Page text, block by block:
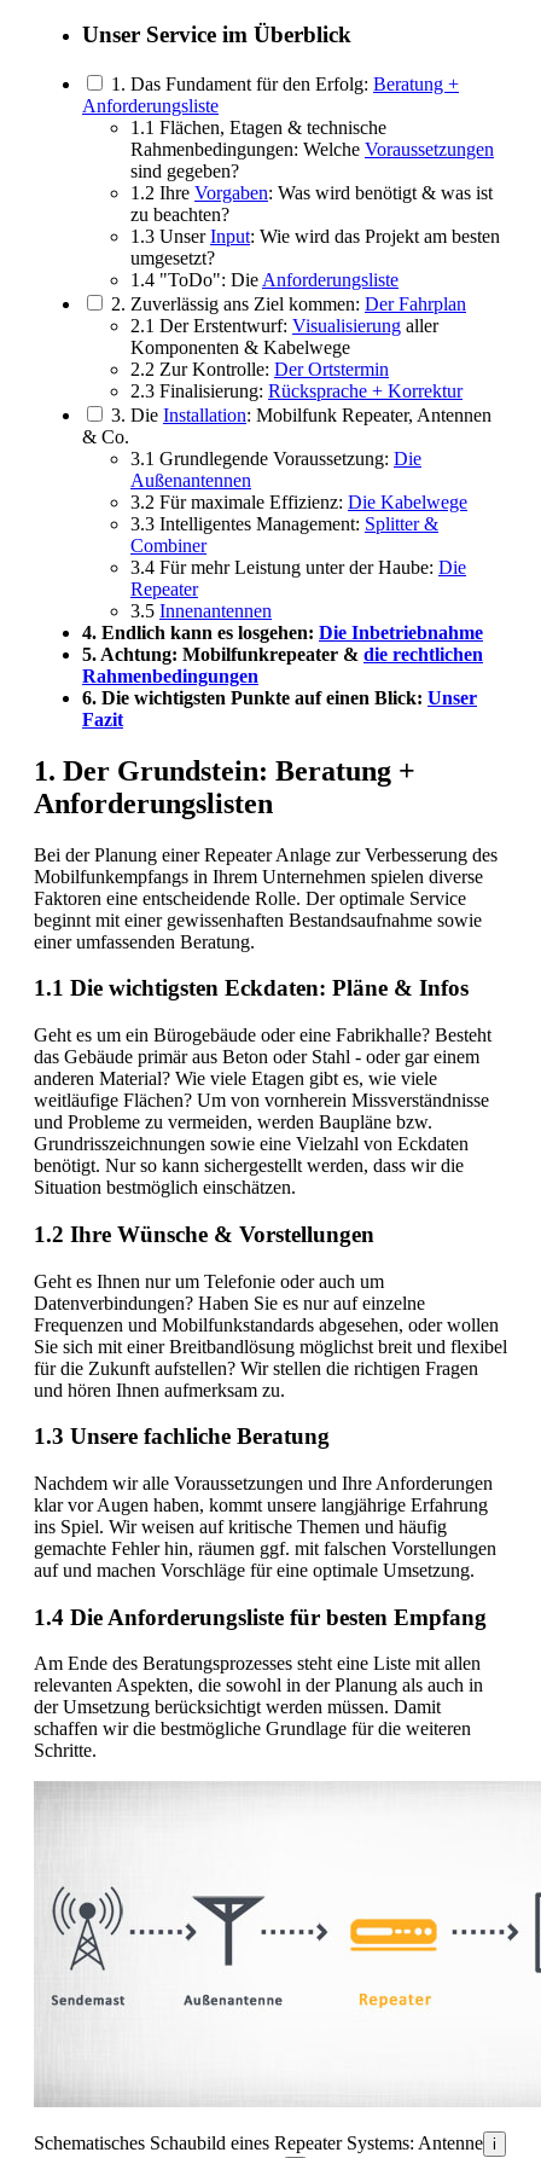
Unser Service im Überblick
1. Das Fundament für den Erfolg: Beratung +
Anforderungsliste
1.1 Flächen, Etagen & technische
Rahmenbedingungen: Welche Voraussetzungen
sind gegeben?
1.2 Ihre Vorgaben: Was wird benötigt & was ist
zu beachten?
1.3 UnserInput: Wie wird das Projekt am besten
umgesetzt?
1.4 "ToDo": Die Anforderungsliste
2. Zuverlässig ans Ziel kommen: Der Fahrplan
2.1 Der Erstentwurf: Visualisierung aller
Komponenten & Kabelwege
2.2 Zur Kontrolle: Der Ortstermin
2.3 Finalisierung: Rücksprache + Korrektur
3. Die Installation: Mobilfunk Repeater, Antennen
& Co.
3.1 Grundlegende Voraussetzung: Die
Außenantennen
3.2 Für maximale Effizienz: Die Kabelwege
3.3 Intelligentes Management: Splitter &
Combiner
3.4 Für mehr Leistung unter der Haube: Die
Repeater
3.5 Innenantennen
4. Endlich kann es losgehen: Die Inbetriebnahme
5. Achtung: Mobilfunkrepeater & die rechtlichen
Rahmenbedingungen
6. Die wichtigsten Punkte auf einen Blick: Unser
Fazit
1. Der Grundstein: Beratung +
Anforderungslisten
Bei der Planung einer Repeater Anlage zur Verbesserung des
Mobilfunkempfangs in Ihrem Unternehmen spielen diverse
Faktoren eine entscheidende Rolle. Der optimale Service
beginnt mit einer gewissenhaften Bestandsaufnahme sowie
einer umfassenden Beratung.
1.1 Die wichtigsten Eckdaten: Pläne & Infos
Geht es um ein Bürogebäude oder eine Fabrikhalle? Besteht
das Gebäude primär aus Beton oder Stahl - oder gar einem
anderen Material? Wie viele Etagen gibt es, wie viele
weitläufige Flächen? Um von vornherein Missverständnisse
und Probleme zu vermeiden, werden Baupläne bzw.
Grundrisszeichnungen sowie eine Vielzahl von Eckdaten
benötigt. Nur so kann sichergestellt werden, dass wir die
Situation bestmöglich einschätzen.
1.2 Ihre Wünsche & Vorstellungen
Geht es Ihnen nur um Telefonie oder auch um
Datenverbindungen? Haben Sie es nur auf einzelne
Frequenzen und Mobilfunkstandards abgesehen, oder wollen
Sie sich mit einer Breitbandlösung möglichst breit und flexibel
für die Zukunft aufstellen? Wir stellen die richtigen Fragen
und hören Ihnen aufmerksam zu.
1.3 Unsere fachliche Beratung
Nachdem wir alle Voraussetzungen und Ihre Anforderungen
klar vor Augen haben, kommt unsere langjährige Erfahrung
ins Spiel. Wir weisen auf kritische Themen und häufig
gemachte Fehler hin, räumen ggf. mit falschen Vorstellungen
auf und machen Vorschläge für eine optimale Umsetzung.
1.4 Die Anforderungsliste für besten Empfang
Am Ende des Beratungsprozesses steht eine Liste mit allen
relevanten Aspekten, die sowohl in der Planung als auch in
der Umsetzung berücksichtigt werden müssen. Damit
schaffen wir die bestmögliche Grundlage für die weiteren
Schritte.
Schematisches Schaubild eines Repeater Systems: Antenne i